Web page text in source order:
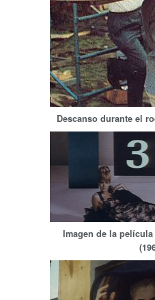
Descanso durante el
Imagen de la película